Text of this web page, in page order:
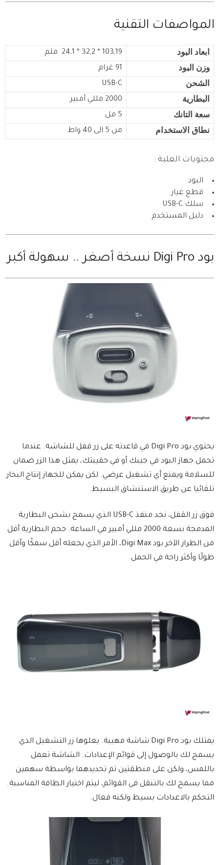
المواصفات التقنية
ابعاد البود 103,19 * 32,2 * 24,1 ملم
وزن البود 91 غرام
الشحن USB-C
البطارية 2000 مللي أمبير
سعة التانك 5 مل
نطاق الاستخدام من 5 الى 40 واط
محتويات العلبة :
البود
قطع غيار
سلك USB-C
دليل المستخدم
بود Digi Pro نسخة أصغر .. سهولة أكبر
يحتوي بود Digi Pro في قاعدته على زر قفل للشاشة. عندما
تحمل جهاز البود في جيبك أو في حقيبتك، يمثل هذا الزر ضمان
للسلامة ويمنع أي تشغيل عرضي. لكن يمكن للجهاز إنتاج البخار
تلقائيا عن طريق الاستنشاق البسيط.
فوق زر القفل، نجد منفذ USB-C الذي يسمح بشحن البطارية
المدمجة بسعة 2000 مللي أمبير في الساعة. حجم البطارية أقل
من الطراز الآخر بود Digi Max، الأمر الذي يجعله أقل سمكًا وأقل
طولًا وأكثر راحة في الحمل.
يمتلك بود Digi Pro شاشة مهيبة. يعلوها زر التشغيل الذي
يسمح لك بالوصول إلى قوائم الإعدادات. الشاشة تعمل
باللمس، ولكن على منطقتين تم تحديدهما بواسطة سهمين
مما يسمح لك بالتنقل في القوائم، ليتم اختيار الطاقة المناسبة.
التحكم بالاعدادات بسيط ولكنه فعال.